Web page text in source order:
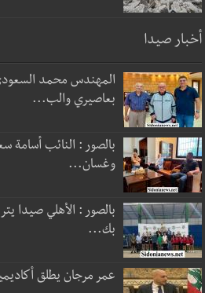
أخبار صيدا
المهندس محمد
بعاصيري والب...
بالصور : النائب
وغسان...
بالصور : الأهلي صيدا
بك...
عمر مرجان يطلق